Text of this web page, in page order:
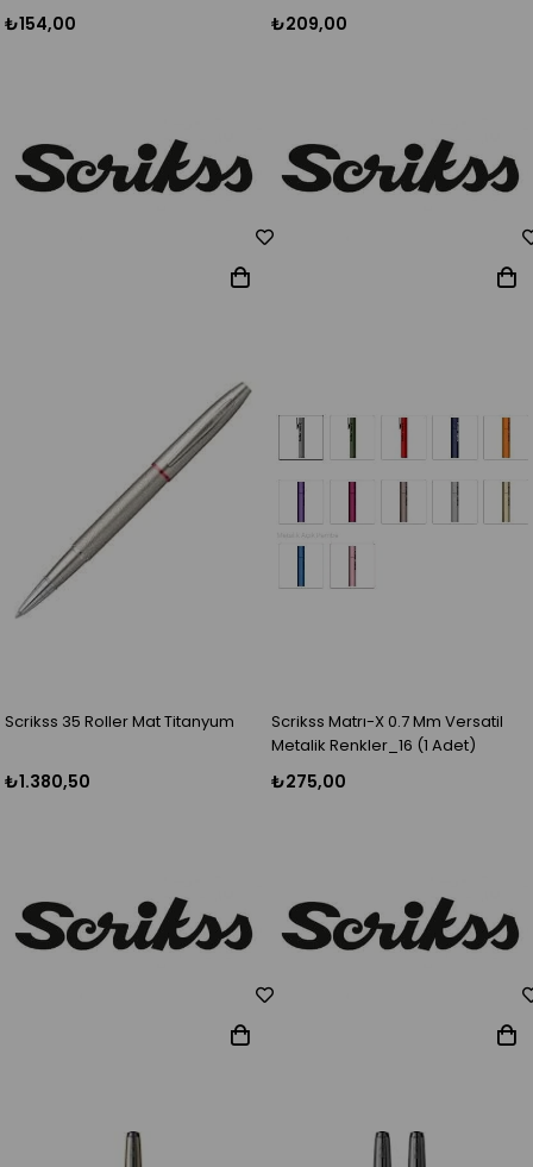
₺154,00 ₺209,00
Scrikss 35 Roller Mat Titanyum
₺1.380,50
Scrikss Matrı-X 0.7 Mm Versatil
Metalik Renkler_16 (1 Adet)
₺275,00